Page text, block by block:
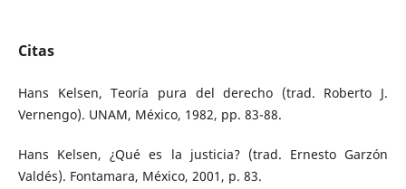
Citas
Hans Kelsen, Teoría pura del derecho (trad. Roberto J.
Vernengo). UNAM, México, 1982, pp. 83-88.
Hans Kelsen, ¿Qué es la justicia? (trad. Ernesto Garzón
Valdés). Fontamara, México, 2001, p. 83.